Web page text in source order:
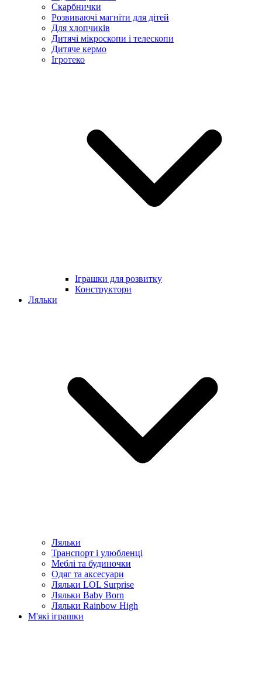
Скарбнички
Розвиваючі магніти для дітей
Для хлопчиків
Дитячі мікроскопи і телескопи
Дитяче кермо
Ігротеко
Іграшки для розвитку
Конструктори
Ляльки
Ляльки
Транспорт і улюбленці
Меблі та будиночки
Одяг та аксесуари
Ляльки LOL Surprise
Ляльки Baby Born
Ляльки Rainbow High
М'які іграшки